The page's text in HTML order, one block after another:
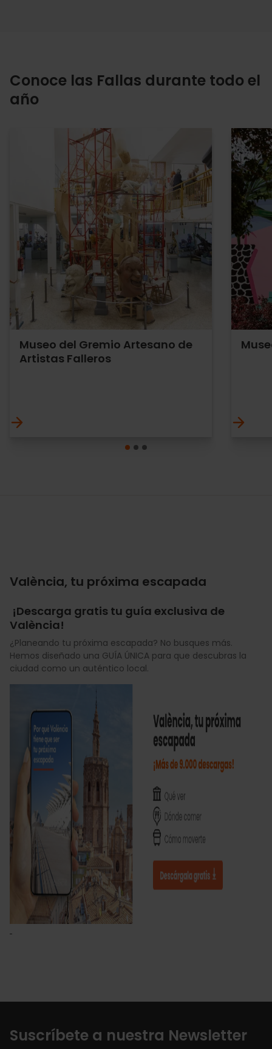
Conoce las Fallas durante todo el
año
Museo del Gremio Artesano de
Artistas Falleros
València, tu próxima escapada
¡Descarga gratis tu guía exclusiva de
València!
¿Planeando tu próxima escapada? No busques más.
Hemos diseñado una GUÍA ÚNICA para que descubras la
ciudad como un auténtico local.
Suscríbete a nuestra Newsletter